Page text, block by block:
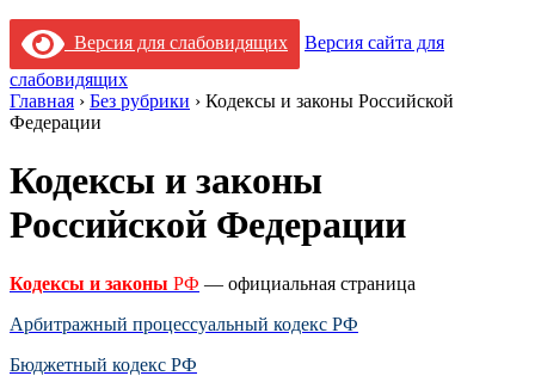
Версия для слабовидящих
Версия сайта для
слабовидящих
Главная › Без рубрики › Кодексы и законы Российской
Федерации
Кодексы и законы
Российской Федерации
Кодексы и законы РФ — официальная страница
Арбитражный процессуальный кодекс РФ
Бюджетный кодекс РФ